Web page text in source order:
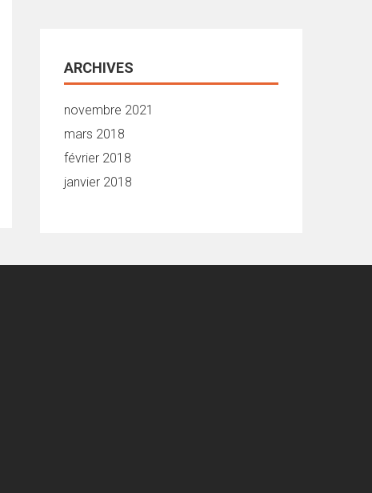
ARCHIVES
novembre 2021
mars 2018
février 2018
janvier 2018